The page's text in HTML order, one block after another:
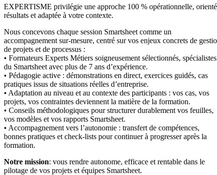
EXPERTISME privilégie une approche 100 % opérationnelle,
résultats et adaptée à votre contexte.
Nous concevons chaque session Smartsheet comme un
accompagnement sur-mesure, centré sur vos enjeux concrets de
de projets et de processus :
• Formateurs Experts Métiers soigneusement sélectionnés, spécialistes
du Smartsheet avec plus de 7 ans d’expérience.
• Pédagogie active : démonstrations en direct, exercices guidés, cas
pratiques issus de situations réelles d’entreprise.
• Adaptation au niveau et au contexte des participants : vos cas, vos
projets, vos contraintes deviennent la matière de la formation.
• Conseils méthodologiques pour structurer durablement vos feuilles,
vos modèles et vos rapports Smartsheet.
• Accompagnement vers l’autonomie : transfert de compétences,
bonnes pratiques et check-lists pour continuer à progresser après la
formation.
Notre mission: vous rendre autonome, efficace et rentable dans le
pilotage de vos projets et équipes Smartsheet.